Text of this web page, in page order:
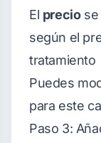
El preciose
según el
tratamiento
Puedes
para este
Paso 3: